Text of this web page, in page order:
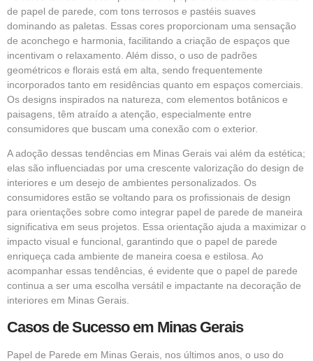
de papel de parede, com tons terrosos e pastéis suaves
dominando as paletas. Essas cores proporcionam uma sensação
de aconchego e harmonia, facilitando a criação de espaços que
incentivam o relaxamento. Além disso, o uso de padrões
geométricos e florais está em alta, sendo frequentemente
incorporados tanto em residências quanto em espaços comerciais.
Os designs inspirados na natureza, com elementos botânicos e
paisagens, têm atraído a atenção, especialmente entre
consumidores que buscam uma conexão com o exterior.
A adoção dessas tendências em Minas Gerais vai além da estética;
elas são influenciadas por uma crescente valorização do design de
interiores e um desejo de ambientes personalizados. Os
consumidores estão se voltando para os profissionais de design
para orientações sobre como integrar papel de parede de maneira
significativa em seus projetos. Essa orientação ajuda a maximizar o
impacto visual e funcional, garantindo que o papel de parede
enriqueça cada ambiente de maneira coesa e estilosa. Ao
acompanhar essas tendências, é evidente que o papel de parede
continua a ser uma escolha versátil e impactante na decoração de
interiores em Minas Gerais.
Casos de Sucesso em Minas Gerais
Papel de Parede em Minas Gerais, nos últimos anos, o uso do